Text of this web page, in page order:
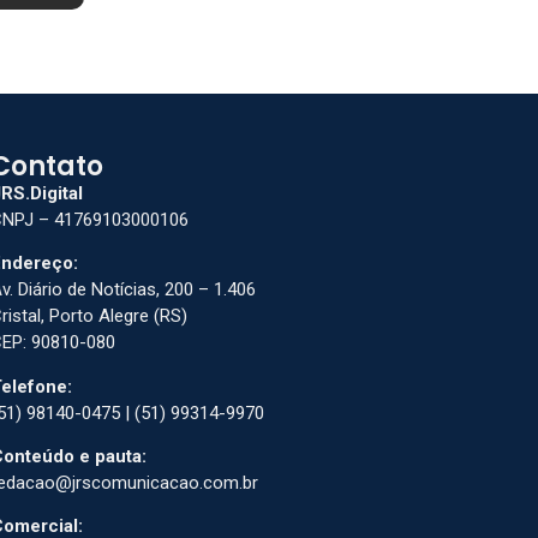
– 41769103000106
Diário de Notícias, 200 – 1.406
Porto Alegre (RS)
90810-080
98140-0475 | (51) 99314-9970
e pauta: